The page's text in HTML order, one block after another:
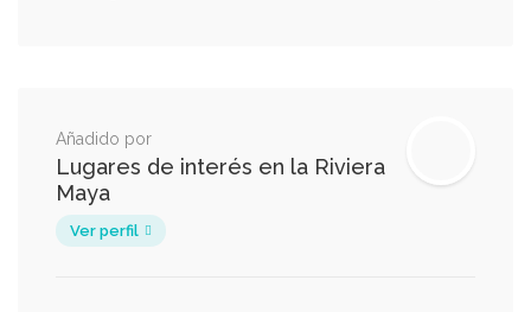
Añadido por
Lugares de interés en la Riviera
Maya
Ver perfil